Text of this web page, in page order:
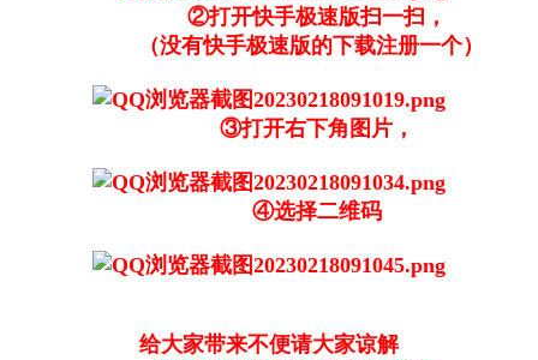
②打开快手极速版扫一扫，
（没有快手极速版的下载注册一个）
③打开右下角图片，
④选择二维码
给大家带来不便请大家谅解